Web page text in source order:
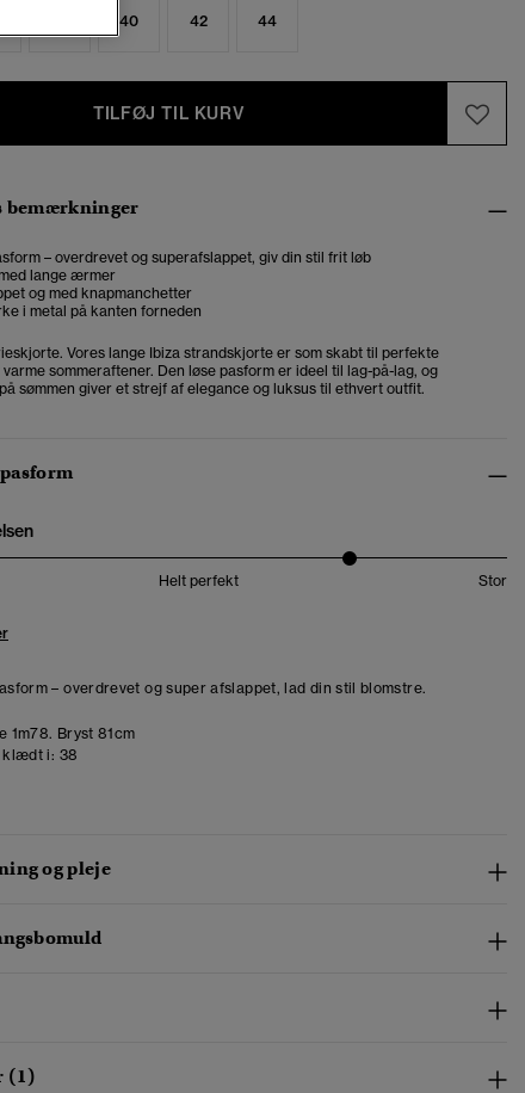
40 42 44
TILFØJ TIL KURV
bemærkninger
– overdrevet og superafslappet, giv din stil frit løb
lange ærmer
og med knapmanchetter
i metal på kanten forneden
Vores lange Ibiza strandskjorte er som skabt til perfekte
sommeraftener. Den løse pasform er ideel til lag-på-lag, og
sømmen giver et strejf af elegance og luksus til ethvert outfit.
Helt perfekt Stor
– overdrevet og super afslappet, lad din stil blomstre.
1m78. Bryst 81cm
klædt i: 38
og pleje
(1)